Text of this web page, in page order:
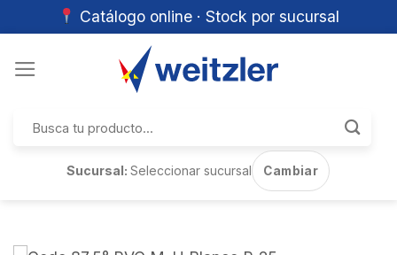
Catálogo online · Stock por sucursal
por:
Sucursal:Seleccionar sucursal Cambiar